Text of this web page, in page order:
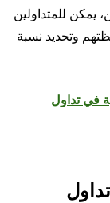
يمكن للمتداولين
في محفظتهم وتحديد نسبة
في تداول